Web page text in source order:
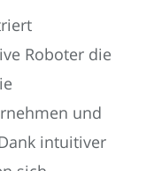
Roboter die
und
intuitiver